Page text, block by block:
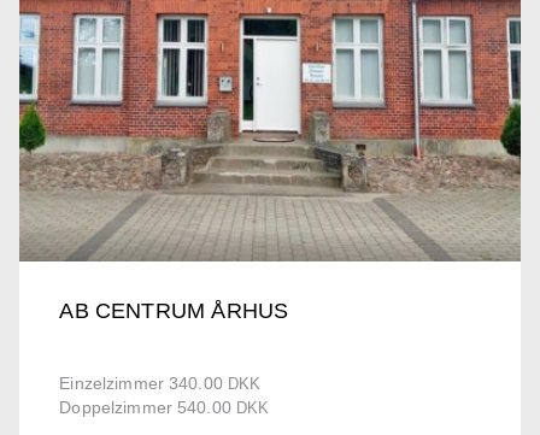
AB CENTRUM ÅRHUS
Einzelzimmer 340.00 DKK
Doppelzimmer 540.00 DKK